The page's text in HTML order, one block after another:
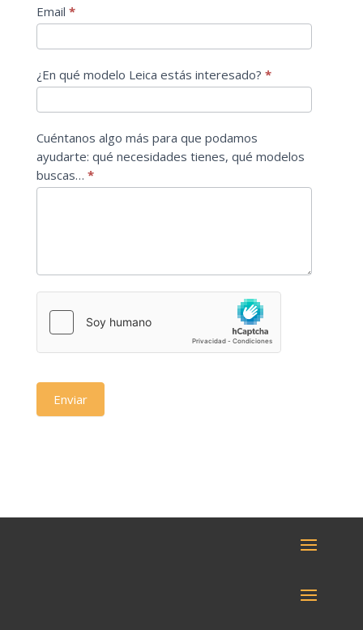
Email *
¿En qué modelo Leica estás interesado? *
Cuéntanos algo más para que podamos
ayudarte: qué necesidades tienes, qué modelos
buscas… *
Enviar